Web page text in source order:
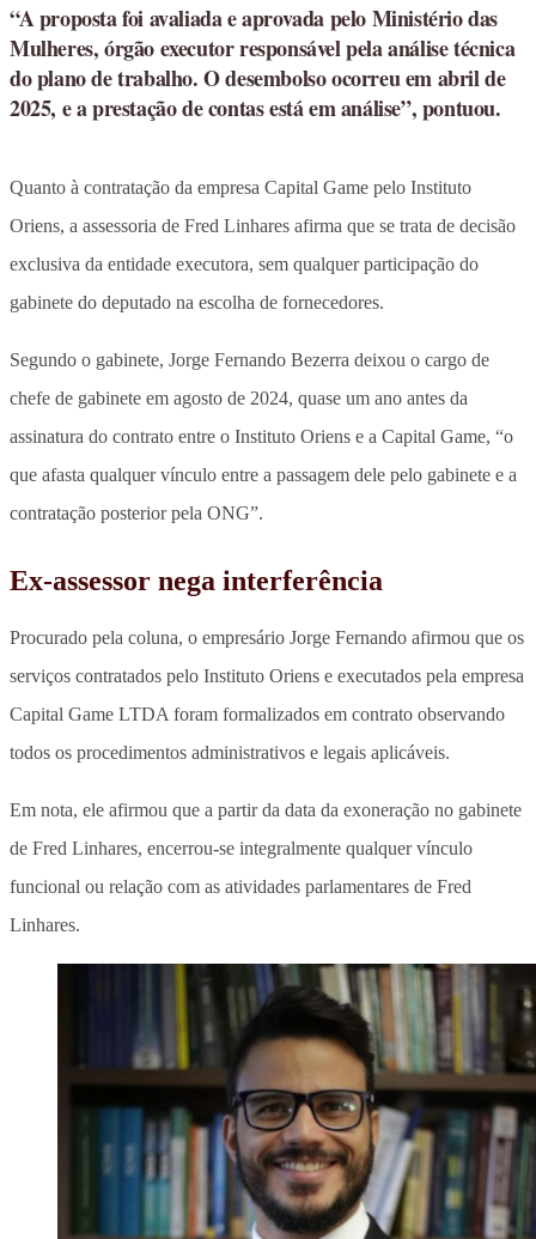
“A proposta foi avaliada e aprovada pelo Ministério das
Mulheres, órgão executor responsável pela análise técnica
do plano de trabalho. O desembolso ocorreu em abril de
2025, e a prestação de contas está em análise”, pontuou.
Quanto à contratação da empresa Capital Game pelo Instituto
Oriens, a assessoria de Fred Linhares afirma que se trata de decisão
exclusiva da entidade executora, sem qualquer participação do
gabinete do deputado na escolha de fornecedores.
Segundo o gabinete, Jorge Fernando Bezerra deixou o cargo de
chefe de gabinete em agosto de 2024, quase um ano antes da
assinatura do contrato entre o Instituto Oriens e a Capital Game, “o
que afasta qualquer vínculo entre a passagem dele pelo gabinete e a
contratação posterior pela ONG”.
Ex-assessor nega interferência
Procurado pela coluna, o empresário Jorge Fernando afirmou que os
serviços contratados pelo Instituto Oriens e executados pela empresa
Capital Game LTDA foram formalizados em contrato observando
todos os procedimentos administrativos e legais aplicáveis.
Em nota, ele afirmou que a partir da data da exoneração no gabinete
de Fred Linhares, encerrou-se integralmente qualquer vínculo
funcional ou relação com as atividades parlamentares de Fred
Linhares.